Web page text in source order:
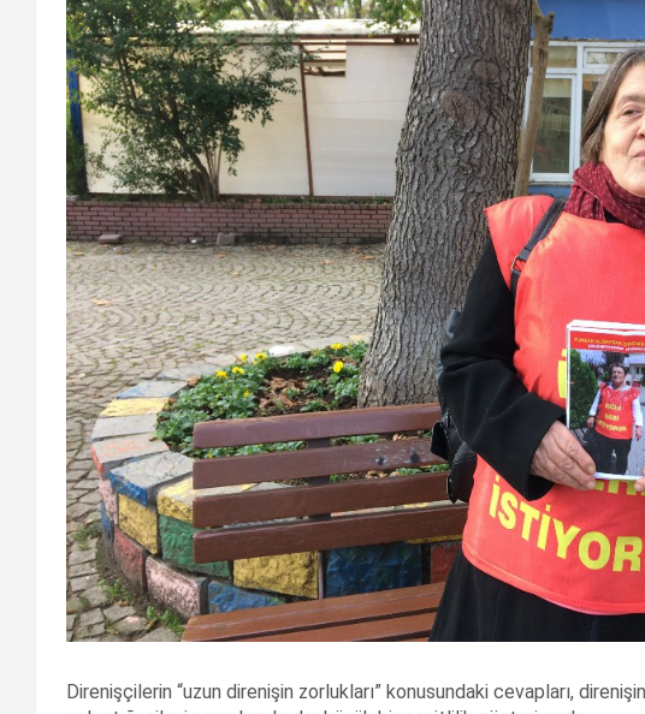
Direnişçilerin “uzun direnişin zorlukları” konusundaki cevapları,